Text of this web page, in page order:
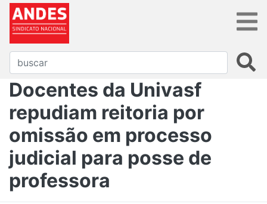
Docentes da Univasf
repudiam reitoria por
omissão em processo
judicial para posse de
professora